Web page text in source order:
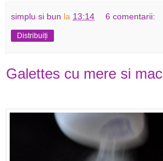
simplu si bun la 13:14 6 comentarii:
Distribuiți
Galettes cu mere si mac